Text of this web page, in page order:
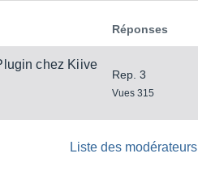
Réponses
chez Kiive
Rep. 3
Vues 315
Liste des modérateurs